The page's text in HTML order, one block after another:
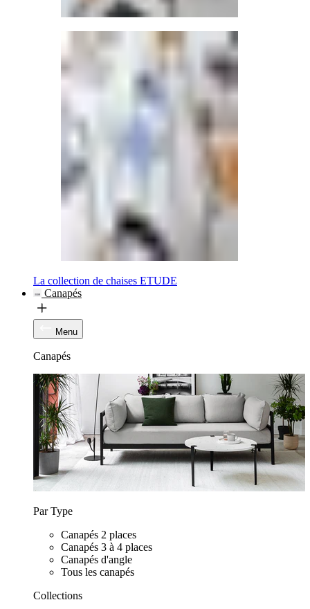
La collection de chaises ETUDE
Canapés
Menu
Canapés
Par Type
Canapés 2 places
Canapés 3 à 4 places
Canapés d'angle
Tous les canapés
Collections